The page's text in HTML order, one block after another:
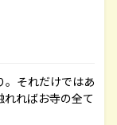
。それだけではあ
ればお寺の全て